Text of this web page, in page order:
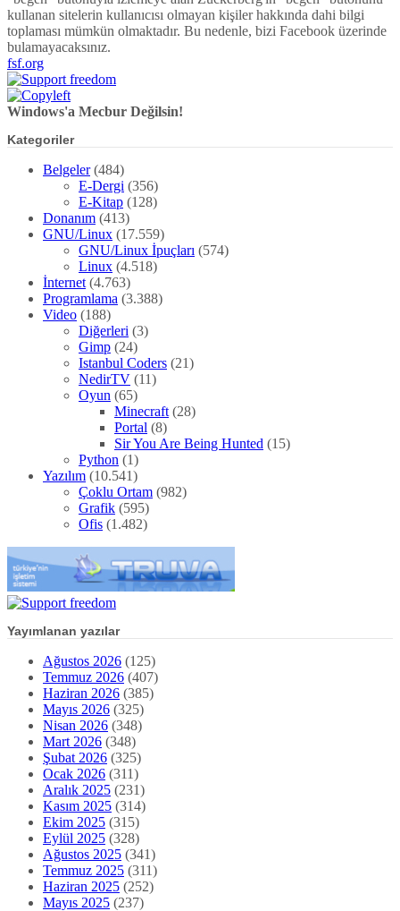
kullanan sitelerin kullanıcısı olmayan kişiler hakkında dahi bilgi
toplaması mümkün olmaktadır. Bu nedenle, bizi Facebook üzerinde
bulamayacaksınız.
fsf.org
Windows'a Mecbur Değilsin!
Kategoriler
Belgeler(484)
E-Dergi (356)
E-Kitap (128)
Donanım (413)
GNU/Linux (17.559)
GNU/Linux İpuçları (574)
Linux (4.518)
İnternet (4.763)
Programlama (3.388)
Video (188)
Diğerleri (3)
Gimp (24)
Istanbul Coders (21)
NedirTV (11)
Oyun (65)
Minecraft (28)
Portal (8)
Sir You Are Being Hunted (15)
Python (1)
Yazılım (10.541)
Çoklu Ortam (982)
Grafik (595)
Ofis (1.482)
Yayımlanan yazılar
Ağustos 2026 (125)
Temmuz 2026 (407)
Haziran 2026 (385)
Mayıs 2026 (325)
Nisan 2026 (348)
Mart 2026 (348)
Şubat 2026 (325)
Ocak 2026 (311)
Aralık 2025 (231)
Kasım 2025 (314)
Ekim 2025 (315)
Eylül 2025 (328)
Ağustos 2025 (341)
Temmuz 2025 (311)
Haziran 2025 (252)
Mayıs 2025 (237)